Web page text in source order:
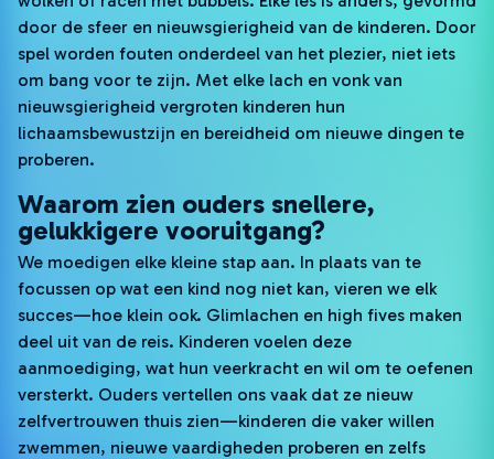
door de sfeer en nieuwsgierigheid van de kinderen. Door
spel worden fouten onderdeel van het plezier, niet iets
om bang voor te zijn. Met elke lach en vonk van
nieuwsgierigheid vergroten kinderen hun
lichaamsbewustzijn en bereidheid om nieuwe dingen te
proberen.
Waarom zien ouders snellere,
gelukkigere vooruitgang?
We moedigen elke kleine stap aan. In plaats van te
focussen op wat een kind nog niet kan, vieren we elk
succes—hoe klein ook. Glimlachen en high fives maken
deel uit van de reis. Kinderen voelen deze
aanmoediging, wat hun veerkracht en wil om te oefenen
versterkt. Ouders vertellen ons vaak dat ze nieuw
zelfvertrouwen thuis zien—kinderen die vaker willen
zwemmen, nieuwe vaardigheden proberen en zelfs